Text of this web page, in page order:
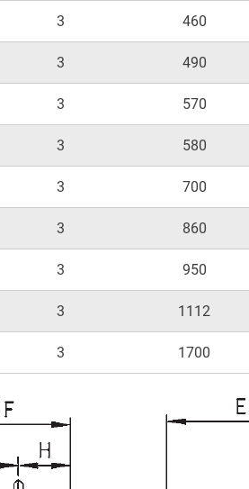
3 460
3 490
3 570
3 580
3 700
3 860
3 950
3 1112
3 1700